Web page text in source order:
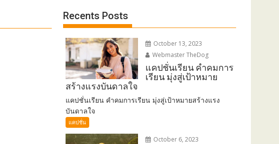
Recents Posts
October 13, 2023
Webmaster TheDog
แคปชั่นเรียน คำคมการ
เรียน มุ่งสู่เป้าหมาย
สร้างแรงบันดาลใจ
แคปชั่นเรียน คำคมการเรียน มุ่งสู่เป้าหมายสร้างแรง
บันดาลใจ
แคปชั่น
October 6, 2023